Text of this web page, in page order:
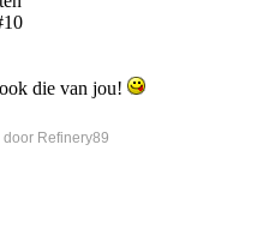
die van jou!
Refinery89